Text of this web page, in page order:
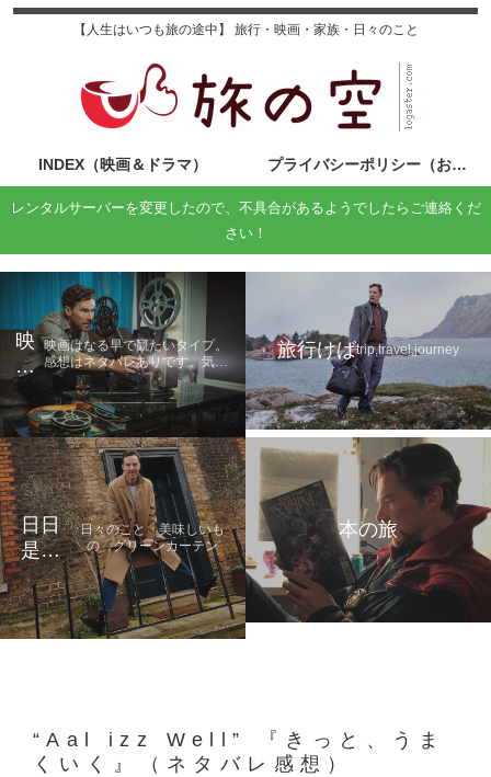
【人生はいつも旅の途中】 旅行・映画・家族・日々のこと
INDEX（映画＆ドラマ） プライバシーポリシー（お問い合わせ）
レンタルサーバーを変更したので、不具合があるようでしたらご連絡くだ
さい！
映
画
の
旅
映画はなる早で観たいタイプ。
感想はネタバレありです。気に
なる方は鑑賞後に読んでくださ
い。
旅行けばtrip,travel,journey
日日
是好
日
日々のこと 美味しいも
の グリーンカーテン
本の旅
“Aal izz Well” 『きっと、うま
くいく』（ネタバレ感想）